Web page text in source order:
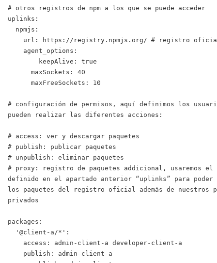
# otros registros de npm a los que se puede acceder
uplinks:
  npmjs:
url: https://registry.npmjs.org/ # registro
    agent_options:
      maxSockets: 40
      maxFreeSockets: 10
# configuración de permisos, aquí definimos los
pueden realizar las diferentes acciones:
# access: ver y descargar paquetes
# publish: publicar paquetes
# unpublish: eliminar paquetes
# proxy: registro de paquetes addicional, usaremos
definido en el apartado anterior “uplinks” para poder
los paquetes del registro oficial además de nuestros
privados
packages:
  '@client-a/*':
    access: admin-client-a developer-client-a
    publish: admin-client-a